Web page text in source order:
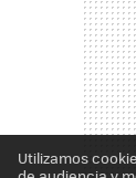
Utilizamos